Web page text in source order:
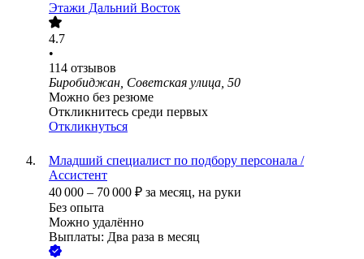
Этажи Дальний Восток
4.7
•
114 отзывов
Биробиджан, Советская улица, 50
Можно без резюме
Откликнитесь среди первых
Откликнуться
Младший специалист по подбору персонала /
Ассистент
40 000 – 70 000 ₽ за месяц, на руки
Без опыта
Можно удалённо
Выплаты: Два раза в месяц